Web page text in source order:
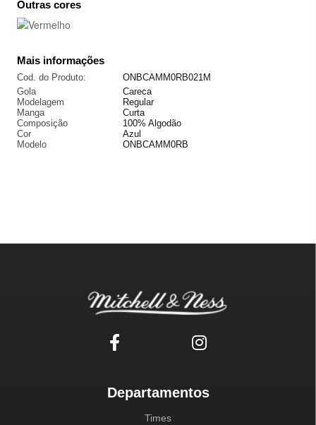
Outras cores
Mais informações
Cod. do Produto:
ONBCAMM0RB021M
Gola
Careca
Modelagem
Regular
Manga
Curta
Composição
100% Algodão
Cor
Azul
Modelo
ONBCAMM0RB
Departamentos
Times